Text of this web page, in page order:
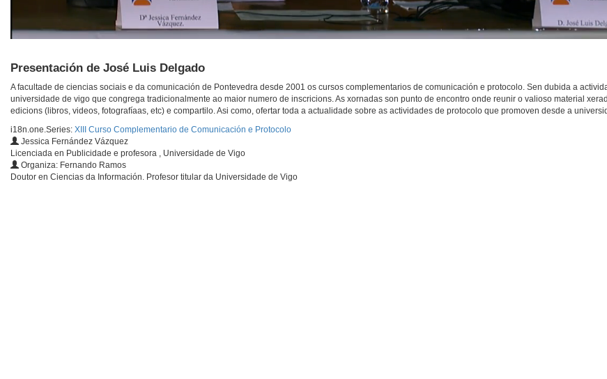
Presentación de José Luis Delgado
A facultade de ciencias sociais e da comunicación de Pontevedra desde 2001 os cursos complementarios de comunicación e protocolo. Sen dubida a
universidade de vigo que congrega tradicionalmente ao maior numero de inscricions. As xornadas son punto de encontro onde reunir o valioso material
edicions (libros, videos, fotografíaas, etc) e compartilo. Asi como, ofertar toda a actualidade sobre as actividades de protocolo que promoven desde a
i18n.one.Series: XIII Curso Complementario de Comunicación e Protocolo
Jessica Fernández Vázquez
Licenciada en Publicidade e profesora , Universidade de Vigo
Organiza: Fernando Ramos
Doutor en Ciencias da Información. Profesor titular da Universidade de Vigo